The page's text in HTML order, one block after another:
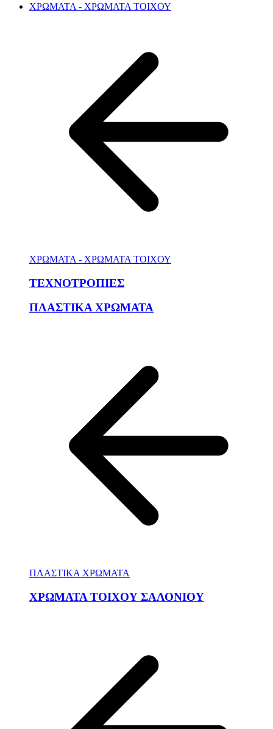
ΧΡΩΜΑΤΑ - ΧΡΩΜΑΤΑ ΤΟΙΧΟΥ
ΧΡΩΜΑΤΑ - ΧΡΩΜΑΤΑ ΤΟΙΧΟΥ
ΤΕΧΝΟΤΡΟΠΙΕΣ
ΠΛΑΣΤΙΚΑ ΧΡΩΜΑΤΑ
ΠΛΑΣΤΙΚΑ ΧΡΩΜΑΤΑ
ΧΡΩΜΑΤΑ ΤΟΙΧΟΥ ΣΑΛΟΝΙΟΥ